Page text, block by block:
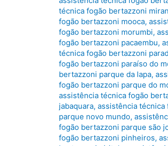
técnica fogão bertazzoni
fogão bertazzoni mooca,
fogão bertazzoni morumbi,
fogão bertazzoni pacaembu,
técnica fogão bertazzoni
fogão bertazzoni paraíso do
bertazzoni parque da lapa,
fogão bertazzoni parque do
assistência técnica fogão
jabaquara, assistência
parque novo mundo,
fogão bertazzoni parque são
fogão bertazzoni pinheiros,